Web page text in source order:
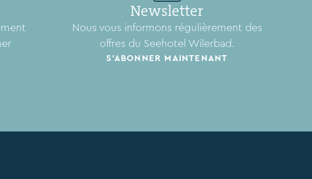
Newsletter
Nous vous informons régulièrement des
offres du Seehotel Wilerbad.
S'ABONNER MAINTENANT